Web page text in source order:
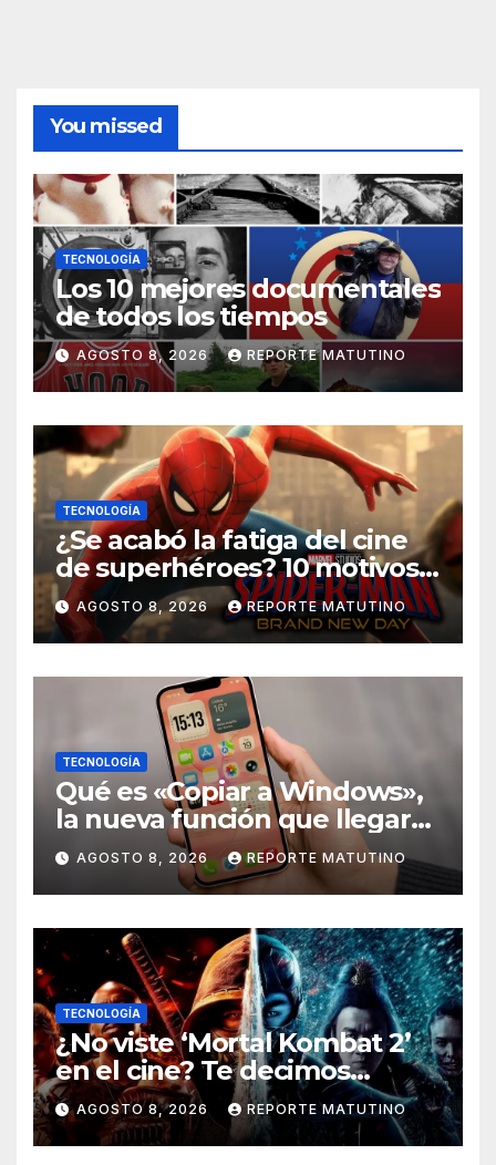
You missed
TECNOLOGÍA
Los 10 mejores documentales
de todos los tiempos
AGOSTO 8, 2026 REPORTE MATUTINO
TECNOLOGÍA
¿Se acabó la fatiga del cine
de superhéroes? 10 motivos
por los que ‘Spider-Man:
Brand New Day» desmiente
esa teoría
AGOSTO 8, 2026 REPORTE MATUTINO
TECNOLOGÍA
Qué es «Copiar a Windows»,
la nueva función que llegará
al iPhone solo para Europa
AGOSTO 8, 2026 REPORTE MATUTINO
TECNOLOGÍA
¿No viste ‘Mortal Kombat 2’
en el cine? Te decimos
dónde verla en streaming
ahora mismo y te damos tres
razones para hacerlo
AGOSTO 8, 2026 REPORTE MATUTINO